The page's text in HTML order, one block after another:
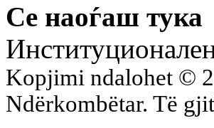
Се наоѓаш
Kopjimi ndalohet ©
Ndërkombëtar. Të